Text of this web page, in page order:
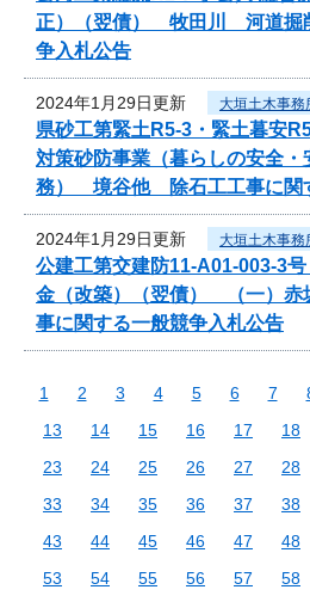
正）（翌債） 牧田川 河道掘
争入札公告
2024年1月29日更新 大垣土木事務
県砂工第緊土R5-3・緊土暮安
対策砂防事業（暮らしの安全・
務） 境谷他 除石工工事に関
2024年1月29日更新 大垣土木事務
公建工第交建防11-A01-003-3
金（改築）（翌債） （一）
事に関する一般競争入札公告
1 2 3 4 5 6 7
13
14 15 16 17 18
23
24 25 26 27 28
33
34 35 36 37 38
43
44 45 46 47 48
53
54 55 56 57 58